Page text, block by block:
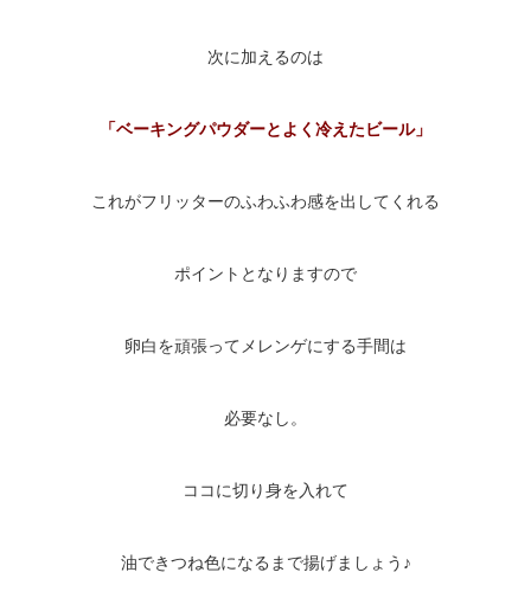
次に加えるのは
「ベーキングパウダーとよく冷えたビール」
これがフリッターのふわふわ感を出してくれる
ポイントとなりますので
卵白を頑張ってメレンゲにする手間は
必要なし。
ココに切り身を入れて
油できつね色になるまで揚げましょう♪